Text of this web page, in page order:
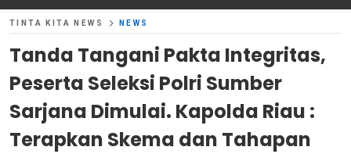
TINTA KITA NEWS NEWS
Tanda Tangani Pakta Integritas,
Peserta Seleksi Polri Sumber
Sarjana Dimulai. Kapolda Riau :
Terapkan Skema dan Tahapan